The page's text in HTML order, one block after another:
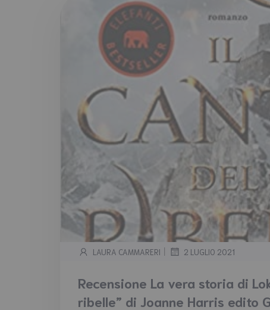
LAURA CAMMARERI | 2 LUGLIO 2021
Recensione La vera storia di
ribelle” di Joanne Harris edito